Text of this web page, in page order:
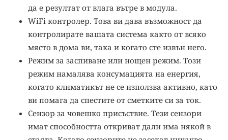
да е резултат от влага вътре в модула.
WiFi контролер. Това ви дава възможност да
контролирате вашата система както от всяко
място в дома ви, така и когато сте извън него.
Режим за заспиване или нощен режим. Този
режим намалява консумацията на енергия,
когато климатикът не се използва активно, като
ви помага да спестите от сметките си за ток.
Сензор за човешко присъствие. Тези сензори
имат способността откриват дали има някой в ​​